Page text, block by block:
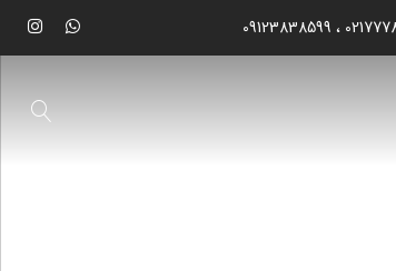
09123838599